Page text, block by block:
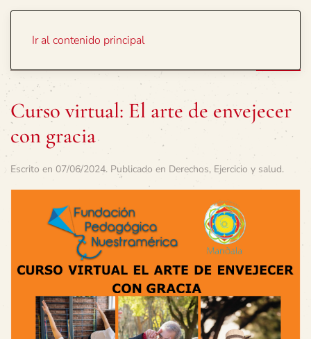
Ir al contenido principal
Curso virtual: El arte de envejecer
con gracia
Escrito en 07/06/2024. Publicado en Derechos, Ejercicio y salud.